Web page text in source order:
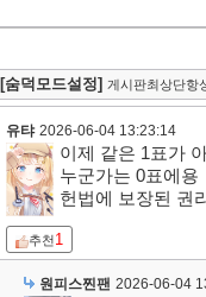
[숨덕모드설정] 게시판최상단항
유탸 2026-06-04 13:23:14
이제 같은 1표가
누군가는 0표에용
헌법에 보장된 권
추천1
원피스찐팬 2026-06-04